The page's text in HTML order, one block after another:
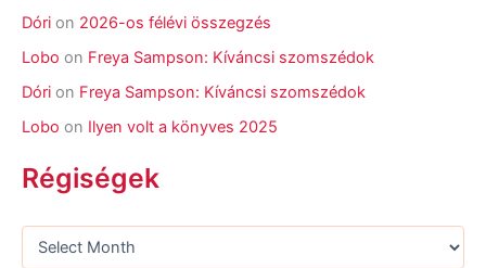
Dóri on 2026-os félévi összegzés
Lobo on Freya Sampson: Kíváncsi szomszédok
Dóri on Freya Sampson: Kíváncsi szomszédok
Lobo on Ilyen volt a könyves 2025
Régiségek